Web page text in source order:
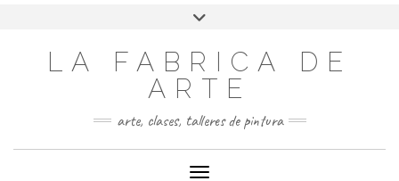
LA FABRICA DE
ARTE
arte, clases, talleres de pintura
Cambiar modo de navegación